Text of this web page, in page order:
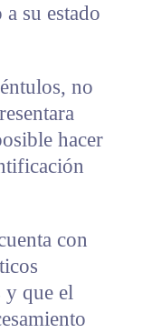
su estado
no
hacer
con
y que el